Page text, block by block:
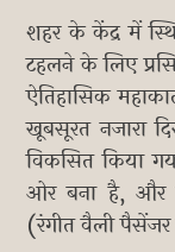
शहर के केंद्र में
टहलने के लिए
ऐतिहासिक
खूबसूरत नजारा
विकसित किया
ओर बना है, और
(रंगीत वैली